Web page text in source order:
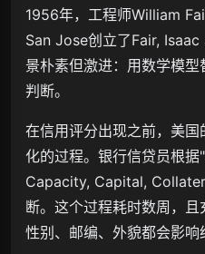
1956年，工程师William
San Jose创立了Fair,
景朴素但激进：用数学模
判断。
在信用评分出现之前，美
化的过程。银行信贷员根
Capacity, Capital,
断。这个过程耗时数周，
性别、邮编、外貌都会影响